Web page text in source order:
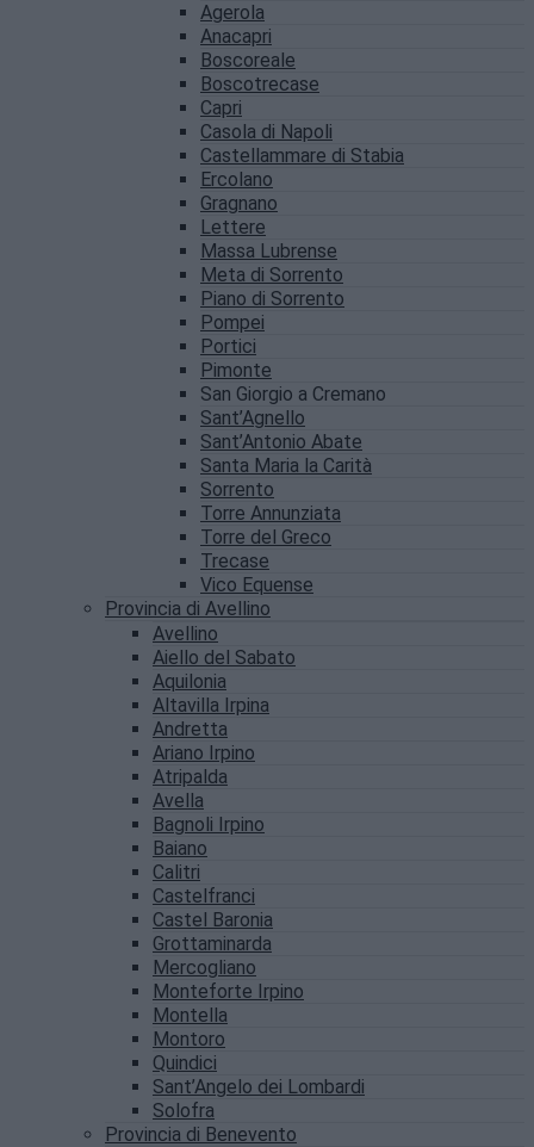
Agerola
Anacapri
Boscoreale
Boscotrecase
Capri
Casola di Napoli
Castellammare di Stabia
Ercolano
Gragnano
Lettere
Massa Lubrense
Meta di Sorrento
Piano di Sorrento
Pompei
Portici
Pimonte
San Giorgio a Cremano
Sant’Agnello
Sant’Antonio Abate
Santa Maria la Carità
Sorrento
Torre Annunziata
Torre del Greco
Trecase
Vico Equense
Provincia di Avellino
Avellino
Aiello del Sabato
Aquilonia
Altavilla Irpina
Andretta
Ariano Irpino
Atripalda
Avella
Bagnoli Irpino
Baiano
Calitri
Castelfranci
Castel Baronia
Grottaminarda
Mercogliano
Monteforte Irpino
Montella
Montoro
Quindici
Sant’Angelo dei Lombardi
Solofra
Provincia di Benevento